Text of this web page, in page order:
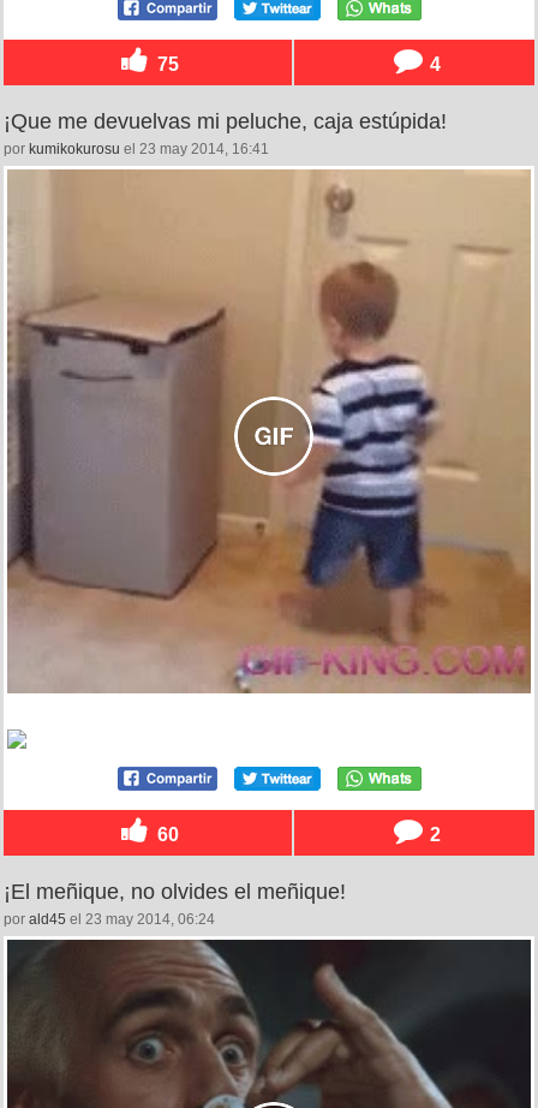
75 4
¡Que me devuelvas mi peluche, caja estúpida!
por kumikokurosu el 23 may 2014, 16:41
60 2
¡El meñique, no olvides el meñique!
por ald45 el 23 may 2014, 06:24